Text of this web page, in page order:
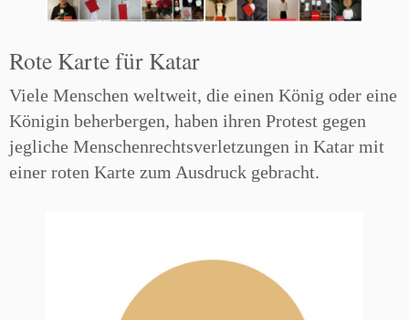
Rote Karte für Katar
Viele Menschen weltweit, die einen König oder eine
Königin beherbergen, haben ihren Protest gegen
jegliche Menschenrechtsverletzungen in Katar mit
einer roten Karte zum Ausdruck gebracht.